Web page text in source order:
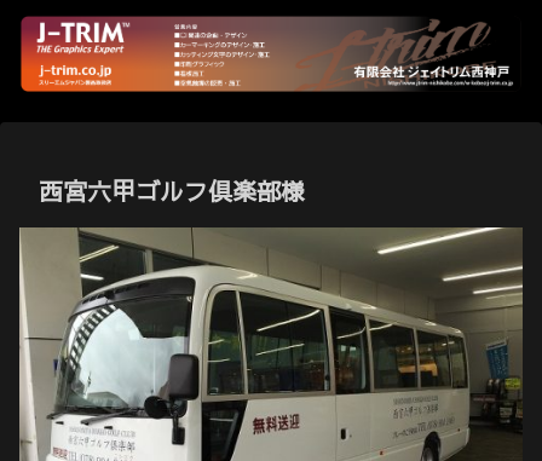
西宮六甲ゴルフ倶楽部様